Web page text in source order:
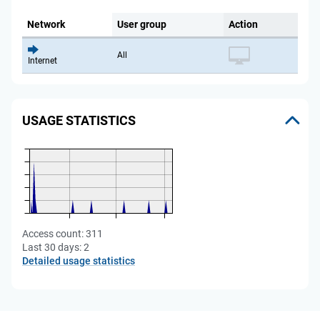
Network User group Action
Internet
All
USAGE STATISTICS
Access count:311
Last 30 days:2
Detailed usage statistics